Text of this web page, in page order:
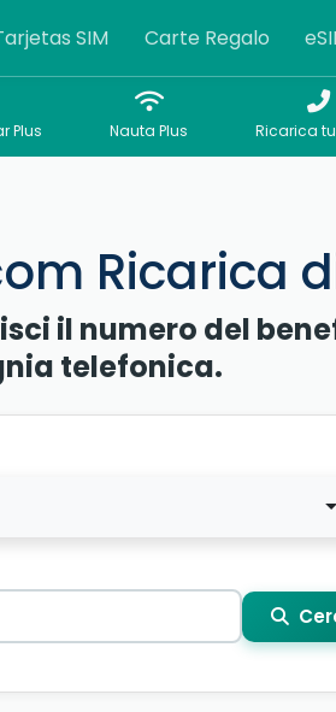
SIM Carte Regalo
Plus Nauta Plus Ricarica
Ricarica
il numero del
telefonica.